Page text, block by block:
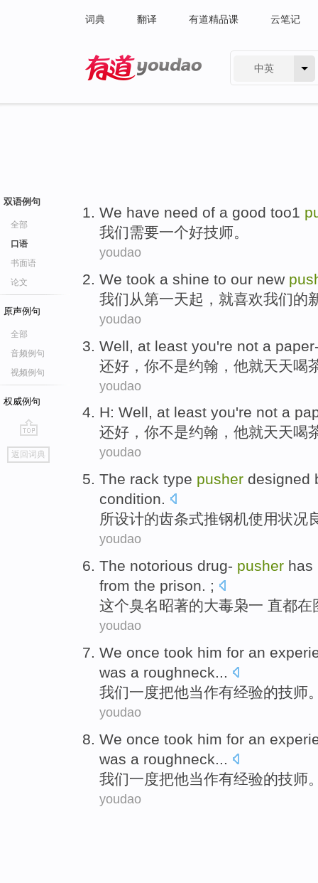
词典 翻译 有道精品课 云笔记
中英
双语例句
全部
口语
书面语
论文
原声例句
全部
音频例句
视频例句
权威例句
go
top
返回词典
We have need of a good too1
我们需要一个好技师。
youdao
We took a shine to our new
我们 从第一天起，就喜欢我们的
youdao
Well , at least you're not a
还好 ， 你不是约翰，他就天天喝
youdao
H: Well, at least you're not a
还好 ， 你不是约翰，他就天天喝
youdao
The rack type pusher designed
condition.
所设计的齿条式推钢机使用状况
youdao
The notorious drug- pusher has
from the prison. ;
这个臭名昭著的大毒枭一 直都在
youdao
We once took him for an
was a roughneck...
我们一度把他当作有经验的技师
youdao
We once took him for an
was a roughneck
我们一度把他当作有经验的技师
youdao